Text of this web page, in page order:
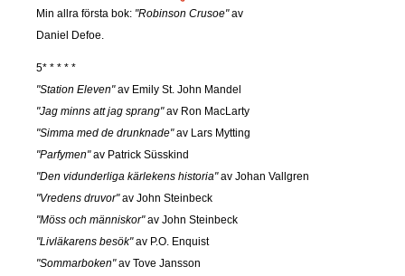
Min allra första bok: "Robinson Crusoe"av
Daniel Defoe.
5* * * * *
"Station Eleven"av Emily St. John Mandel
"Jag minns att jag sprang"av Ron MacLarty
"Simma med de drunknade"av Lars Mytting
"Parfymen"av Patrick Süsskind
"Den vidunderliga kärlekens historia"av Johan Vallgren
"Vredens druvor"av John Steinbeck
"Möss och människor"av John Steinbeck
"Livläkarens besök"av P.O. Enquist
"Sommarboken"av Tove Jansson